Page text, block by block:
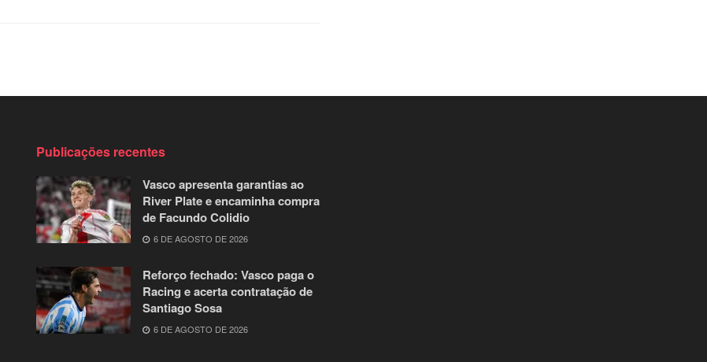
Publicações recentes
Vasco apresenta garantias ao
River Plate e encaminha compra
de Facundo Colidio
6 DE AGOSTO DE 2026
Reforço fechado: Vasco paga o
Racing e acerta contratação de
Santiago Sosa
6 DE AGOSTO DE 2026